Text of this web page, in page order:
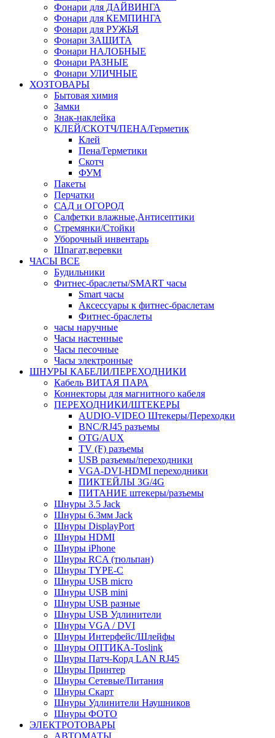
Фонари для ДАЙВИНГА
Фонари для КЕМПИНГА
Фонари для РУЖЬЯ
Фонари ЗАЩИТА
Фонари НАЛОБНЫЕ
Фонари РАЗНЫЕ
Фонари УЛИЧНЫЕ
ХОЗТОВАРЫ
Бытовая химия
Замки
Знак-наклейка
КЛЕЙ/СКОТЧ/ПЕНА/Герметик
Клей
Пена/Герметики
Скотч
ФУМ
Пакеты
Перчатки
САД и ОГОРОД
Салфетки влажные,Антисептики
Стремянки/Стойки
Уборочный инвентарь
Шпагат,веревки
ЧАСЫ ВСЕ
Будильники
Фитнес-браслеты/SMART часы
Smart часы
Аксессуары к фитнес-браслетам
Фитнес-браслеты
часы наручные
Часы настенные
Часы песочные
Часы электронные
ШНУРЫ КАБЕЛИ/ПЕРЕХОДНИКИ
Кабель ВИТАЯ ПАРА
Коннекторы для магнитного кабеля
ПЕРЕХОДНИКИ/ШТЕКЕРЫ
AUDIO-VIDEO Штекеры/Переходки
BNC/RJ45 разъемы
OTG/AUX
TV (F) разъемы
USB разъемы/переходники
VGA-DVI-HDMI переходники
ПИКТЕЙЛЫ 3G/4G
ПИТАНИЕ штекеры/разъемы
Шнуры 3.5 Jack
Шнуры 6.3мм Jack
Шнуры DisplayPort
Шнуры HDMI
Шнуры iPhone
Шнуры RCA (тюльпан)
Шнуры TYPE-C
Шнуры USB micro
Шнуры USB mini
Шнуры USB разные
Шнуры USB Удлинители
Шнуры VGA / DVI
Шнуры Интерфейс/Шлейфы
Шнуры ОПТИКА-Toslink
Шнуры Патч-Корд LAN RJ45
Шнуры Принтер
Шнуры Сетевые/Питания
Шнуры Скарт
Шнуры Удлинители Наушников
Шнуры ФОТО
ЭЛЕКТРОТОВАРЫ
АВТОМАТЫ